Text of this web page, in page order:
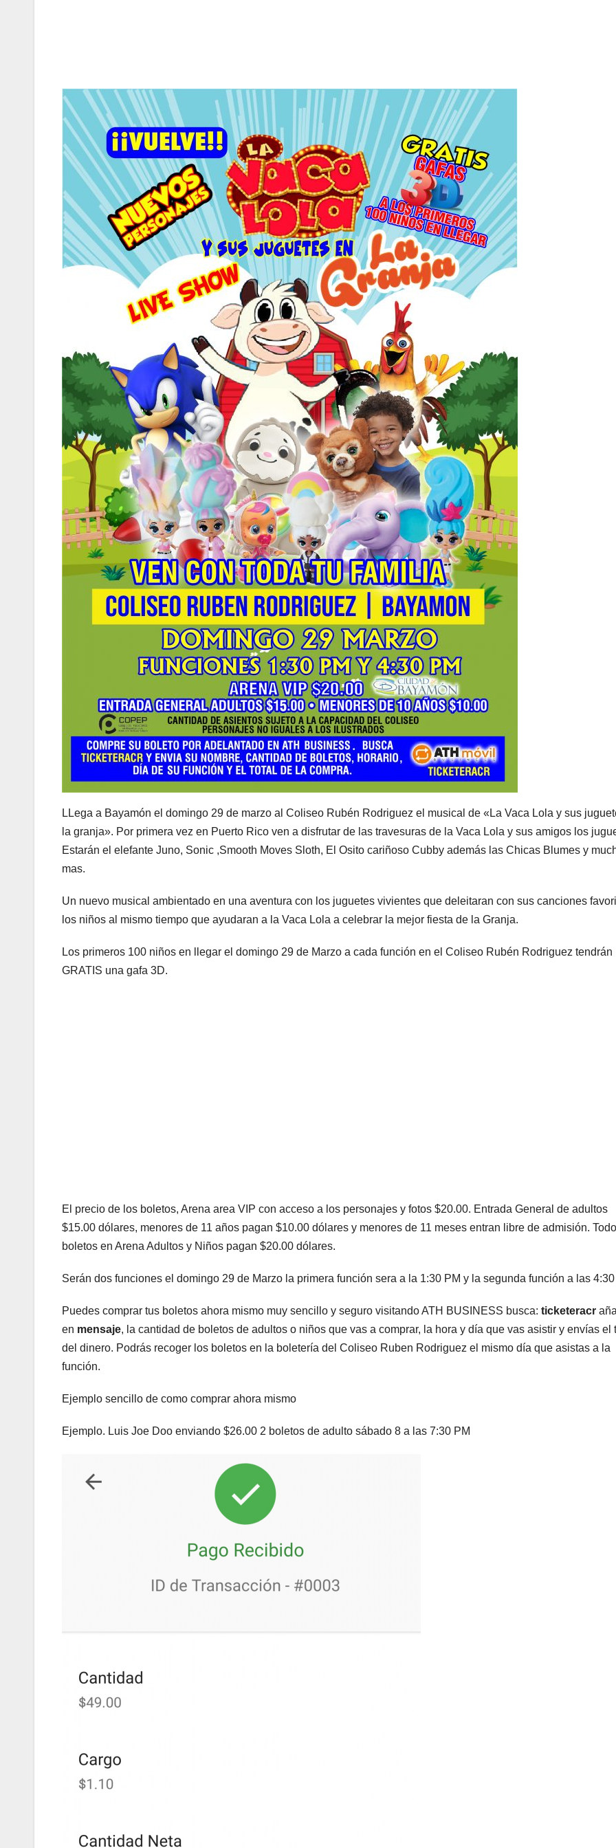
LLega a Bayamón el domingo 29 de marzo al Coliseo Rubén Rodriguez el musical de «La Vaca Lola y sus
la granja». Por primera vez en Puerto Rico ven a disfrutar de las travesuras de la Vaca Lola y sus amigos los
Estarán el elefante Juno, Sonic ,Smooth Moves Sloth, El Osito cariñoso Cubby además las Chicas Blumes y
mas.
Un nuevo musical ambientado en una aventura con los juguetes vivientes que deleitaran con sus canciones
los niños al mismo tiempo que ayudaran a la Vaca Lola a celebrar la mejor fiesta de la Granja.
Los primeros 100 niños en llegar el domingo 29 de Marzo a cada función en el Coliseo Rubén Rodriguez tendrán
GRATIS una gafa 3D.
El precio de los boletos, Arena area VIP con acceso a los personajes y fotos $20.00. Entrada General de adultos
$15.00 dólares, menores de 11 años pagan $10.00 dólares y menores de 11 meses entran libre de admisión.
boletos en Arena Adultos y Niños pagan $20.00 dólares.
Serán dos funciones el domingo 29 de Marzo la primera función sera a la 1:30 PM y la segunda función a las 4:30
Puedes comprar tus boletos ahora mismo muy sencillo y seguro visitando ATH BUSINESS busca: ticketeracr
en mensaje, la cantidad de boletos de adultos o niños que vas a comprar, la hora y día que vas asistir y envías el
del dinero. Podrás recoger los boletos en la boletería del Coliseo Ruben Rodriguez el mismo día que asistas a la
función.
Ejemplo sencillo de como comprar ahora mismo
Ejemplo. Luis Joe Doo enviando $26.00 2 boletos de adulto sábado 8 a las 7:30 PM